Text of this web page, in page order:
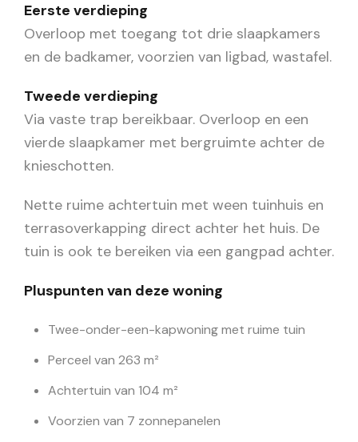
Eerste verdieping
Overloop met toegang tot drie slaapkamers
en de badkamer, voorzien van ligbad, wastafel.
Tweede verdieping
Via vaste trap bereikbaar. Overloop en een
vierde slaapkamer met bergruimte achter de
knieschotten.
Nette ruime achtertuin met ween tuinhuis en
terrasoverkapping direct achter het huis. De
tuin is ook te bereiken via een gangpad achter.
Pluspunten van deze woning
Twee-onder-een-kapwoning met ruime tuin
Perceel van 263 m²
Achtertuin van 104 m²
Voorzien van 7 zonnepanelen